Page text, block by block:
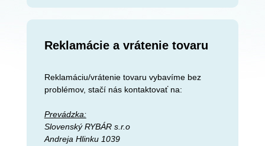
Reklamácie a vrátenie tovaru
Reklamáciu/vrátenie tovaru vybavíme bez
problémov, stačí nás kontaktovať na:
Prevádzka:
Slovenský RYBÁR s.r.o
Andreja Hlinku 1039